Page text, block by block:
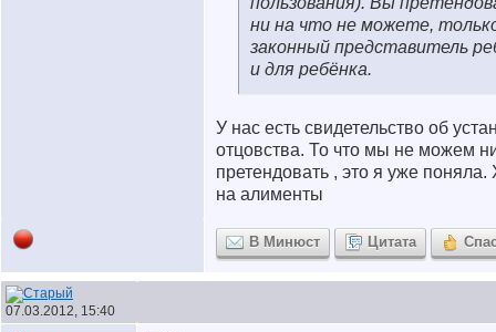
ни на что не можете,
законный представитель
и для ребёнка.
У нас есть свидетельство об
отцовства. То что мы не можем
претендовать , это я уже поняла.
на алименты
В Минюст Цитата
07.03.2012, 15:40